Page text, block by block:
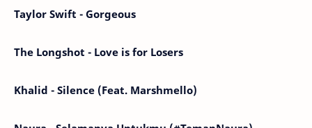
Taylor Swift - Gorgeous
The Longshot - Love is for Losers
Khalid - Silence (Feat. Marshmello)